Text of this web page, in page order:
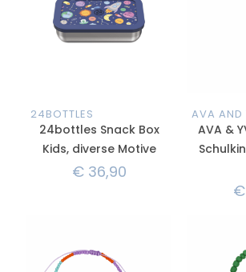
24BOTTLES
24bottles Snack Box
Kids, diverse Motive
€36,90
AVA AND
AVA &
€